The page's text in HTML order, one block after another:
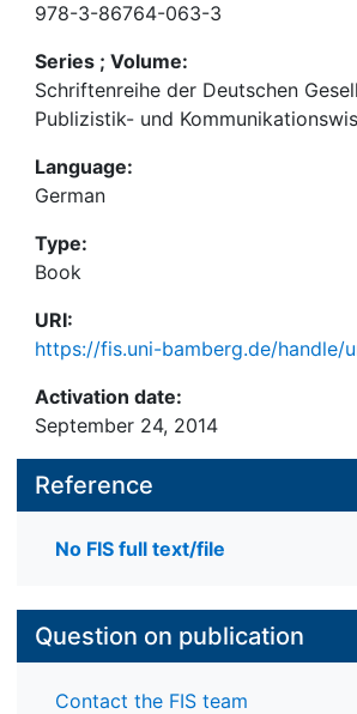
978-3-86764-063-3
Series ; Volume:
Schriftenreihe der Deutschen
Publizistik- und
Language:
German
Type:
Book
URI:
https://fis.uni-bamberg.de/handle/
Activation date:
September 24, 2014
Reference
No FIS full text/file
Question on publication
Contact the FIS team